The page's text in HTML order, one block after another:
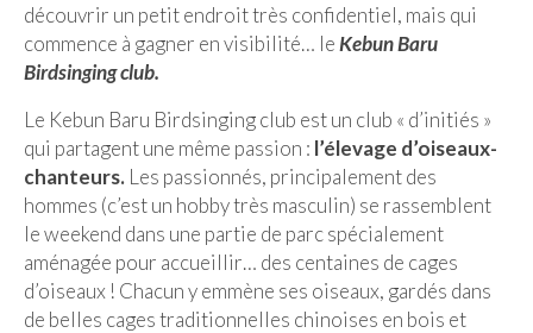
Sucre
Chili
Paraguay
Pérou
Lac Titicaca
Machu Picchu
ASIE
découvrir un petit endroit très confidentiel, mais qui
commence à gagner en visibilité… leKebun Baru
Birdsinging club.
Le Kebun Baru Birdsinging club est un club « d’initiés »
qui partagent une même passion : l’élevage d’oiseaux-
chanteurs. Les passionnés, principalement des
hommes (c’est un hobby très masculin) se rassemblent
le weekend dans une partie de parc spécialement
aménagée pour accueillir… des centaines de cages
d’oiseaux ! Chacun y emmène ses oiseaux, gardés dans
de belles cages traditionnelles chinoises en bois et